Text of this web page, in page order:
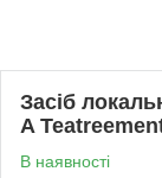
Засіб
A
В наявності